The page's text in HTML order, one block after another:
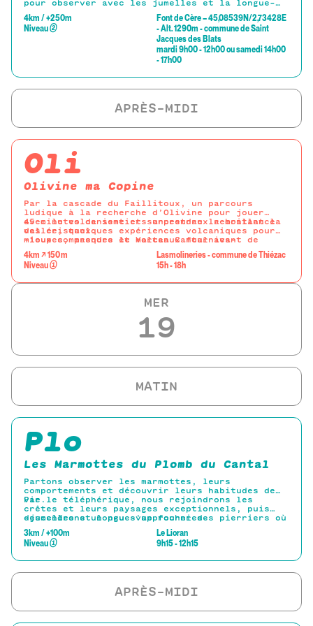
pour observer avec les jumelles et la longue-
paysage.
4km / +250m
Niveau②
Font de Cère – 45,08539N/2,73428E
- Alt. 1290m - commune de Saint
Jacques des Blats
mardi 9h00 - 12h00 ou samedi 14h00
- 17h00
Oli
Olivine ma Copine
Par la cascade du Faillitoux, un parcours
ludique à la recherche d’Olivine pour jouer
avec le volcanisme et surprendre la brillance
des cristaux.
45 minutes de sentiers ancestraux remontant la
vallée, quelques expériences volcaniques pour
mieux comprendre le Volcan Cantal avant de
Olivine sur les bords de la cascade du
Faillitoux.
-loupes, masques et marteaux fournies-
4km ↗ 150 m
Niveau①
Lasmolineries - commune de Thiézac
15h - 18h
MER
19
Plo
Les Marmottes du Plomb du Cantal
Partons observer les marmottes, leurs
comportements et découvrir leurs habitudes de
vie.
Par le téléphérique, nous rejoindrons les
crêtes et leurs paysages exceptionnels, puis
descendrons un peu s'approcher des pierriers où
téléphérique
-jumelles et longue-vue fournies-
3km / +100m
Niveau①
Le Lioran
9h15 - 12h15